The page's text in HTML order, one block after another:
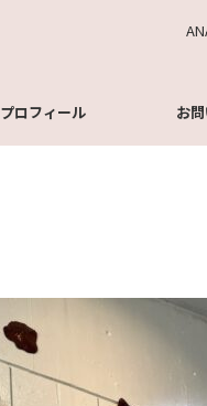
プロフィール お